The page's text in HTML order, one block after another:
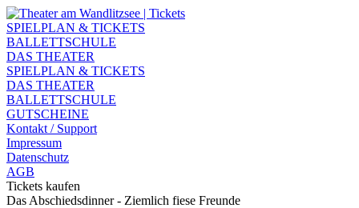
SPIELPLAN & TICKETS
BALLETTSCHULE
DAS THEATER
SPIELPLAN & TICKETS
DAS THEATER
BALLETTSCHULE
GUTSCHEINE
Kontakt / Support
Impressum
Datenschutz
AGB
Tickets kaufen
Das Abschiedsdinner - Ziemlich fiese Freunde